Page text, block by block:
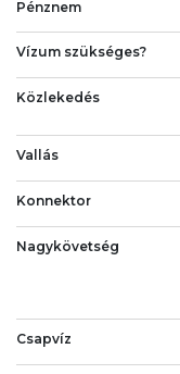
Pénznem
Vízum szükséges?
Közlekedés
Vallás
Konnektor
Nagykövetség
Csapvíz